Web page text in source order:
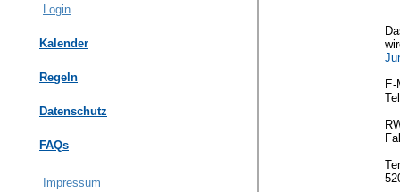
Login
Kalender
Regeln
Datenschutz
FAQs
Impressum